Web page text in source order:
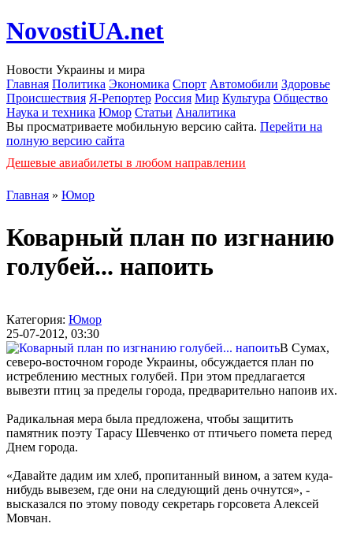
NovostiUA.net
Новости Украины и мира
Главная Политика Экономика Спорт Автомобили Здоровье
Происшествия Я-Репортер Россия Мир Культура Общество
Наука и техника Юмор Статьи Аналитика
Вы просматриваете мобильную версию сайта. Перейти на
полную версию сайта
Дешевые авиабилеты в любом направлении
Главная » Юмор
Коварный план по изгнанию
голубей... напоить
Категория: Юмор
25-07-2012, 03:30
В Сумах,
северо-восточном городе Украины, обсуждается план по
истреблению местных голубей. При этом предлагается
вывезти птиц за пределы города, предварительно напоив их.
Радикальная мера была предложена, чтобы защитить
памятник поэту Тарасу Шевченко от птичьего помета перед
Днем города.
«Давайте дадим им хлеб, пропитанный вином, а затем куда-
нибудь вывезем, где они на следующий день очнутся», -
высказался по этому поводу секретарь горсовета Алексей
Мовчан.